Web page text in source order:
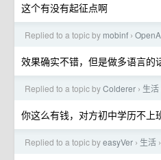
这个有没有起征点啊
Replied to a topic by mobinf ›
效果确实不错，但是做多语言的
Replied to a topic byColderer › 生活
你这么有钱，对方初中学历不上
Replied to a topic byeasyVer › 生活 ›